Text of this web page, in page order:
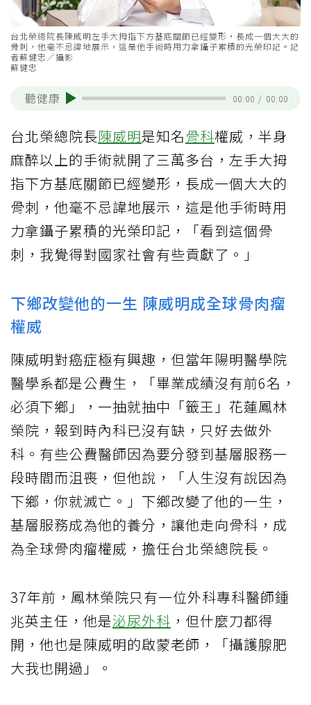
台北榮總院長陳威明左手大拇指下方基底關節已經變形，長成一個大大的
骨刺，他毫不忌諱地展示，這是他手術時用力拿鑷子累積的光榮印記。記
者蘇健忠／攝影
蘇健忠
聽健康 00:00 / 00:00
台北榮總院長陳威明是知名骨科權威，半身
麻醉以上的手術就開了三萬多台，左手大拇
指下方基底關節已經變形，長成一個大大的
骨刺，他毫不忌諱地展示，這是他手術時用
力拿鑷子累積的光榮印記，「看到這個骨
刺，我覺得對國家社會有些貢獻了。」
下鄉改變他的一生 陳威明成全球骨肉瘤
權威
陳威明對癌症極有興趣，但當年陽明醫學院
醫學系都是公費生，「畢業成績沒有前6名，
必須下鄉」，一抽就抽中「籤王」花蓮鳳林
榮院，報到時內科已沒有缺，只好去做外
科。有些公費醫師因為要分發到基層服務一
段時間而沮喪，但他說，「人生沒有說因為
下鄉，你就滅亡。」下鄉改變了他的一生，
基層服務成為他的養分，讓他走向骨科，成
為全球骨肉瘤權威，擔任台北榮總院長。
37年前，鳳林榮院只有一位外科專科醫師鍾
兆英主任，他是泌尿外科 ，但什麼刀都得
開，他也是陳威明的啟蒙老師，「攝護腺肥
大我也開過」。